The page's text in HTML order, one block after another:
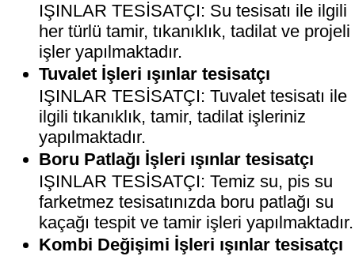
IŞINLAR TESİSATÇI: Su tesisatı ile ilgili
her türlü tamir, tıkanıklık, tadilat ve projeli
işler yapılmaktadır.
Tuvalet İşleri ışınlar tesisatçı
IŞINLAR TESİSATÇI: Tuvalet tesisatı ile
ilgili tıkanıklık, tamir, tadilat işleriniz
yapılmaktadır.
Boru Patlağı İşleri ışınlar tesisatçı
IŞINLAR TESİSATÇI: Temiz su, pis su
farketmez tesisatınızda boru patlağı su
kaçağı tespit ve tamir işleri yapılmaktadır.
Kombi Değişimi İşleri ışınlar tesisatçı